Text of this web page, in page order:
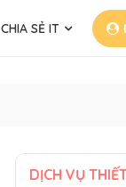
CHIA SẺ IT
DỊCH VỤ